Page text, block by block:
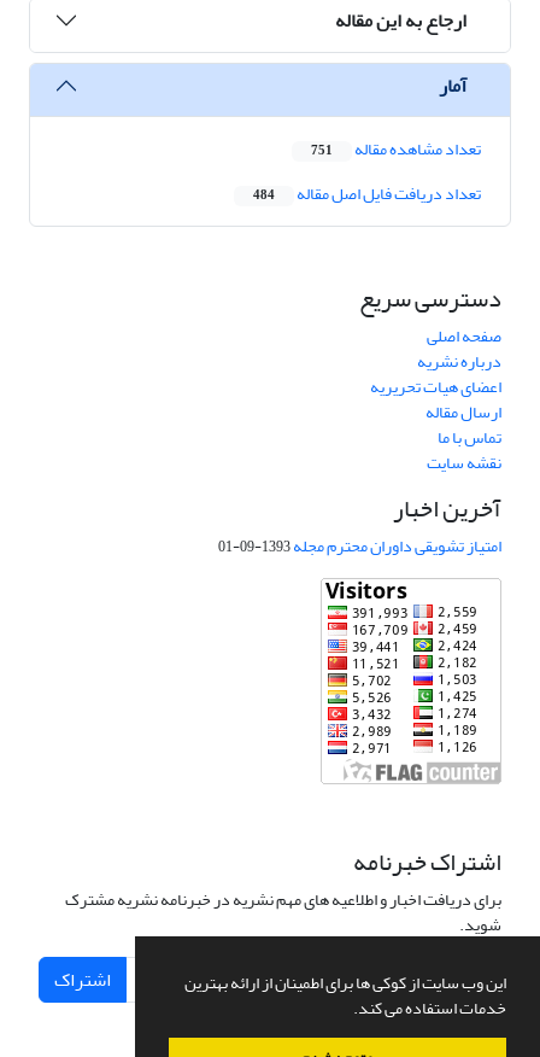
این وب سایت از کوکی ها برای اطمینان از ارائه بهترین
خدمات استفاده می کند.
ارجاع به این مقاله
آمار
تعداد مشاهده مقاله 751
تعداد دریافت فایل اصل مقاله 484
دسترسی سریع
صفحه اصلی
درباره نشریه
اعضای هیات تحریریه
ارسال مقاله
تماس با ما
نقشه سایت
آخرین اخبار
امتیاز تشویقی داوران محترم مجله1393-09-01
اشتراک خبرنامه
برای دریافت اخبار و اطلاعیه های مهم نشریه در خبرنامه نشریه مشترک
شوید.
اشتراک